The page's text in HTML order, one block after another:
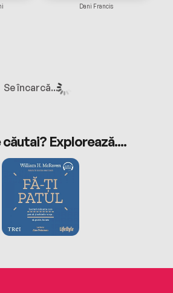
Dani Francis
Se încarcă...
Explorează....